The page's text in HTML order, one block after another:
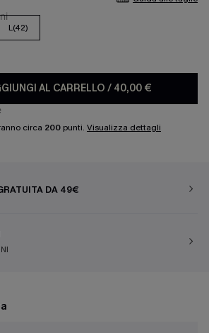
L(42)
AL CARRELLO / 40,00 €
circa 200 punti. Visualizza dettagli
DA 49€